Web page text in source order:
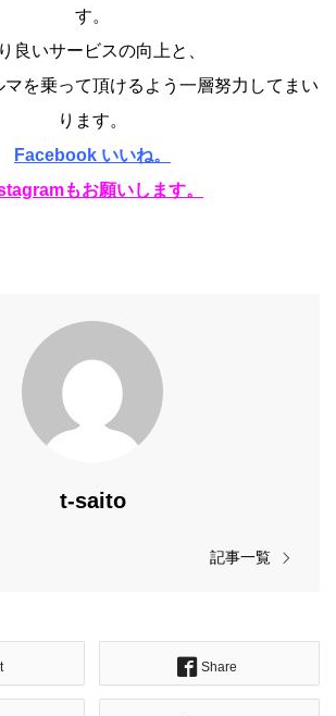
す。
良いサービスの向上と、
を乗って頂けるよう一層努力してまい
ります。
Facebook いいね。
もお願いします。
t-saito
記事一覧
Share